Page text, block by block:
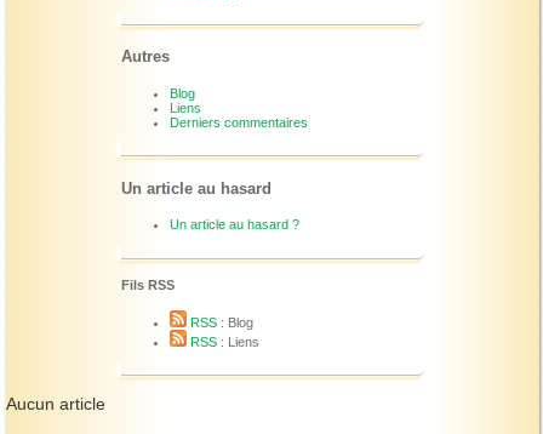
Autres
Blog
Liens
Derniers commentaires
Un article au hasard
Un article au hasard ?
Fils RSS
RSS: Blog
RSS: Liens
Aucun article